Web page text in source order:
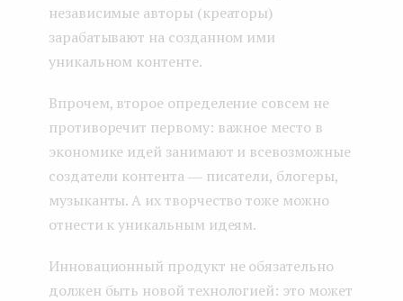
независимые авторы (креаторы)
зарабатывают на созданном ими
уникальном контенте.
Впрочем, второе определение совсем не
противоречит первому: важное место в
экономике идей занимают и всевозможные
создатели контента ― писатели, блогеры,
музыканты. А их творчество тоже можно
отнести к уникальным идеям.
Инновационный продукт не обязательно
должен быть новой технологией: это может